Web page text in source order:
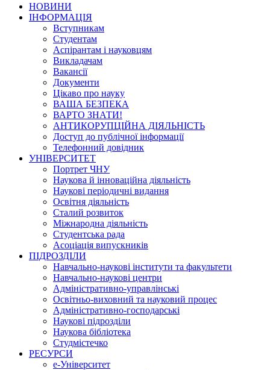
НОВИНИ
ІНФОРМАЦІЯ
Вступникам
Студентам
Аспірантам і науковцям
Викладачам
Вакансії
Документи
Цікаво про науку
ВАША БЕЗПЕКА
ВАРТО ЗНАТИ!
АНТИКОРУПЦІЙНА ДІЯЛЬНІСТЬ
Доступ до публічної інформації
Телефонний довідник
УНІВЕРСИТЕТ
Портрет ЧНУ
Наукова й інноваційна діяльність
Наукові періодичні видання
Освітня діяльність
Сталий розвиток
Міжнародна діяльність
Студентська рада
Асоціація випускників
ПІДРОЗДІЛИ
Навчально-наукові інститути та факультети
Навчально-наукові центри
Адміністративно-управлінські
Освітньо-виховний та науковий процес
Адміністративно-господарські
Наукові підрозділи
Наукова бібліотека
Студмістечко
РЕСУРСИ
е-Університет